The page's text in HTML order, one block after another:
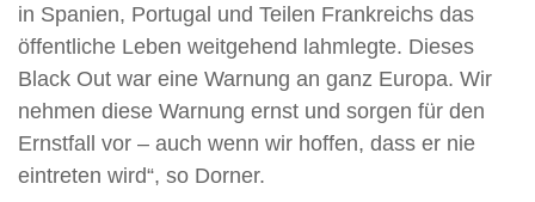
in Spanien, Portugal und Teilen Frankreichs das
öffentliche Leben weitgehend lahmlegte. Dieses
Black Out war eine Warnung an ganz Europa. Wir
nehmen diese Warnung ernst und sorgen für den
Ernstfall vor – auch wenn wir hoffen, dass er nie
eintreten wird“, so Dorner.